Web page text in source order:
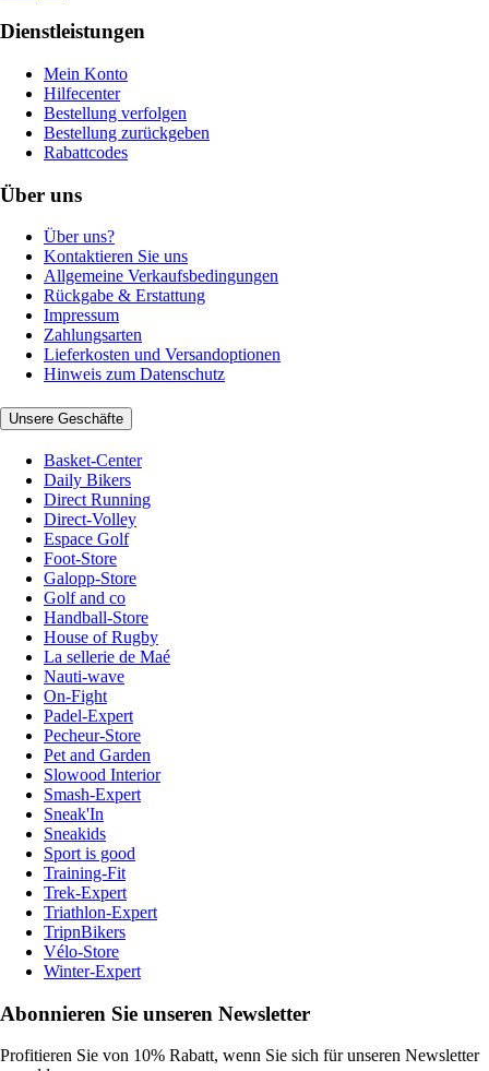
Dienstleistungen
Mein Konto
Hilfecenter
Bestellung verfolgen
Bestellung zurückgeben
Rabattcodes
Über uns
Über uns?
Kontaktieren Sie uns
Allgemeine Verkaufsbedingungen
Rückgabe & Erstattung
Impressum
Zahlungsarten
Lieferkosten und Versandoptionen
Hinweis zum Datenschutz
Unsere Geschäfte
Basket-Center
Daily Bikers
Direct Running
Direct-Volley
Espace Golf
Foot-Store
Galopp-Store
Golf and co
Handball-Store
House of Rugby
La sellerie de Maé
Nauti-wave
On-Fight
Padel-Expert
Pecheur-Store
Pet and Garden
Slowood Interior
Smash-Expert
Sneak'In
Sneakids
Sport is good
Training-Fit
Trek-Expert
Triathlon-Expert
TripnBikers
Vélo-Store
Winter-Expert
Abonnieren Sie unseren Newsletter
Profitieren Sie von 10% Rabatt, wenn Sie sich für unseren Newsletter